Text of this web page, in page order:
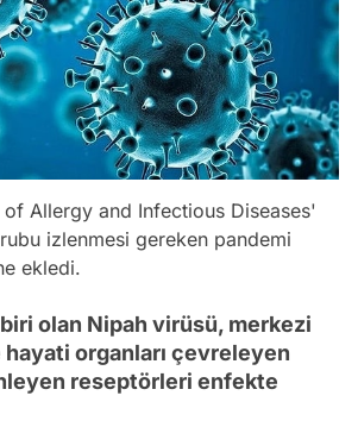
Allergy and Infectious Diseases'
izlenmesi gereken pandemi
ekledi.
olan Nipah virüsü, merkezi
organları çevreleyen
reseptörleri enfekte